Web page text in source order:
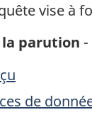
vise à
parution
de